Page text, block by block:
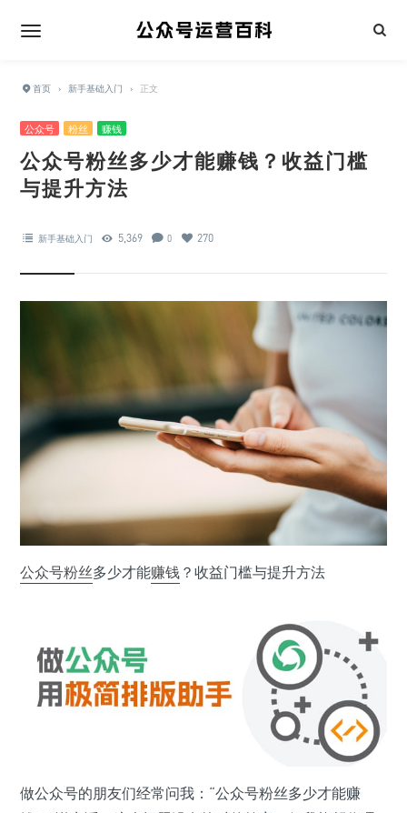
首页 › 新手基础入门 › 正文
公众号 粉丝 赚钱
公众号粉丝多少才能赚钱？收益门槛
与提升方法
新手基础入门 5,369 0 270
公众号粉丝多少才能赚钱 ？收益门槛与提升方法
做公众号的朋友们经常问我：“公众号粉丝多少才能赚